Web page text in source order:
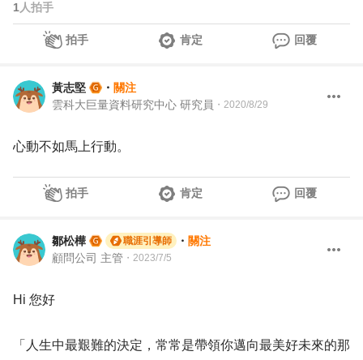
1 人拍手
拍手 肯定 回覆
黃志堅 ・ 關注
雲科大巨量資料研究中心 研究員 ・ 2020/8/29
心動不如馬上行動。
拍手 肯定 回覆
鄒松樺 職涯引導師 ・ 關注
顧問公司 主管 ・ 2023/7/5
Hi 您好
「人生中最艱難的決定，常常是帶領你邁向最美好未來的那